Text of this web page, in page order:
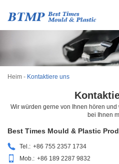
Heim - Kontaktiere uns
Wir würden gerne von Ihnen hören
bei Ihnen
Best Times Mould & Plastic
Tel.: +86 755 2357 1734
Mob.: +86 189 2287 9832